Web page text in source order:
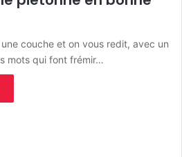
couche et on vous redit, avec un
mots qui font frémir…